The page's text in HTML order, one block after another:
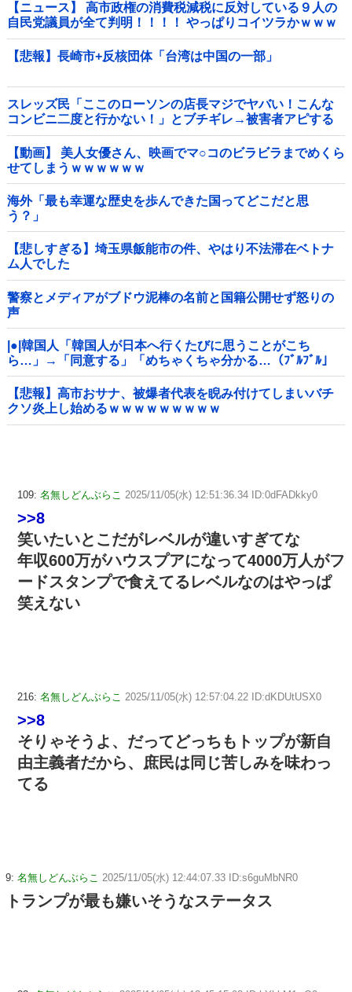
【ニュース】 高市政権の消費税減税に反対している９人の
自民党議員が全て判明！！！！ やっぱりコイツラかｗｗｗ
ｗｗ
【悲報】長崎市+反核団体「台湾は中国の一部」
スレッズ民「ここのローソンの店長マジでヤバい！こんな
コンビニ二度と行かない！」とブチギレ→被害者アピする
も「ヤバイのはお前だよ」とツッコミ殺到ｗｗｗｗｗｗｗ
他
【動画】 美人女優さん、映画でマ○コのビラビラまでめくら
せてしまうｗｗｗｗｗｗ
海外「最も幸運な歴史を歩んできた国ってどこだと思
う？」
【悲しすぎる】埼玉県飯能市の件、やはり不法滞在ベトナ
ム人でした
警察とメディアがブドウ泥棒の名前と国籍公開せず怒りの
声
|●|韓国人「韓国人が日本へ行くたびに思うことがこち
ら…」→「同意する」「めちゃくちゃ分かる…（ﾌﾞﾙﾌﾞﾙ」
＝韓国の反応
【悲報】高市おサナ、被爆者代表を睨み付けてしまいバチ
クソ炎上し始めるｗｗｗｗｗｗｗｗｗ
109: 名無しどんぶらこ 2025/11/05(水) 12:51:36.34 ID:0dFADkky0
>>8
笑いたいとこだがレベルが違いすぎてな
年収600万がハウスプアになって4000万人がフ
ードスタンプで食えてるレベルなのはやっぱ
笑えない
216: 名無しどんぶらこ 2025/11/05(水) 12:57:04.22 ID:dKDUtUSX0
>>8
そりゃそうよ、だってどっちもトップが新自
由主義者だから、庶民は同じ苦しみを味わっ
てる
9: 名無しどんぶらこ 2025/11/05(水) 12:44:07.33 ID:s6guMbNR0
トランプが最も嫌いそうなステータス